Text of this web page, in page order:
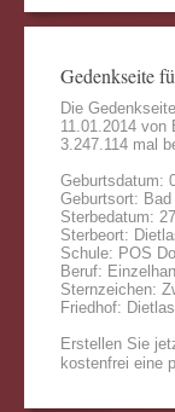
Gedenkseite
Die
11.01.2014 von
3.247.114 mal
Geburtsdatum:
Geburtsort:
Sterbedatum:
Sterbeort:
Schule: POS
Beruf:
Sternzeichen:
Friedhof: Dietlas
Erstellen Sie
kostenfrei eine